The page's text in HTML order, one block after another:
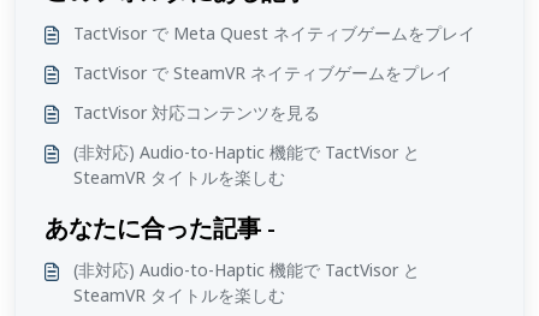
TactVisor で Meta Quest ネイティブゲームをプレイ
TactVisor で SteamVR ネイティブゲームをプレイ
TactVisor 対応コンテンツを見る
(非対応) Audio-to-Haptic 機能で TactVisor と
SteamVR タイトルを楽しむ
あなたに合った記事 -
(非対応) Audio-to-Haptic 機能で TactVisor と
SteamVR タイトルを楽しむ